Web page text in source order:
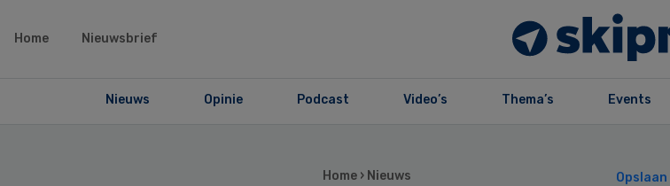
Home Nieuwsbrief
Nieuws Opinie Podcast Video’s Thema’s Events
Home › Nieuws Opslaan